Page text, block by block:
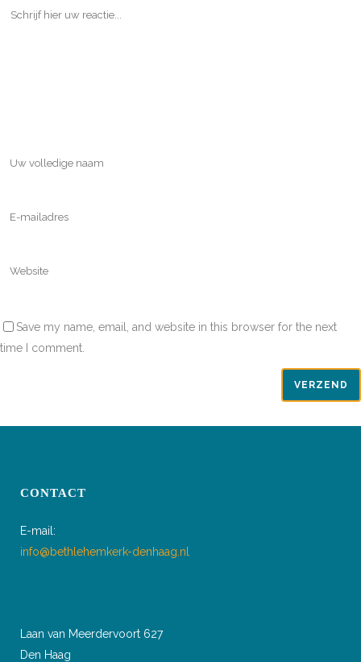
Save my name, email, and website in this browser for the next
time I comment.
CONTACT
E-mail:
info@bethlehemkerk-denhaag.nl
Laan van Meerdervoort 627
Den Haag